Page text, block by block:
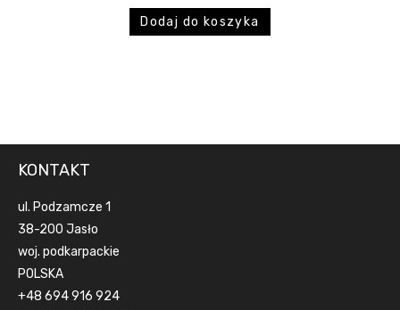
Dodaj do koszyka
KONTAKT
ul. Podzamcze 1
38-200 Jasło
woj. podkarpackie
POLSKA
+48 694 916 924